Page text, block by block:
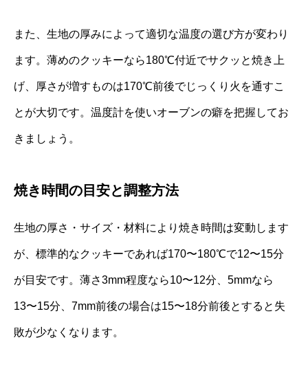
また、生地の厚みによって適切な温度の選び方が変わり
ます。薄めのクッキーなら180℃付近でサクッと焼き上
げ、厚さが増すものは170℃前後でじっくり火を通すこ
とが大切です。温度計を使いオーブンの癖を把握してお
きましょう。
焼き時間の目安と調整方法
生地の厚さ・サイズ・材料により焼き時間は変動します
が、標準的なクッキーであれば170〜180℃で12〜15分
が目安です。薄さ3mm程度なら10〜12分、5mmなら
13〜15分、7mm前後の場合は15〜18分前後とすると失
敗が少なくなります。